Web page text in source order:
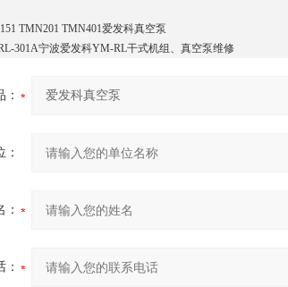
TMN201 TMN401爱发科真空泵
301A宁波爱发科YM-RL干式机组、真空泵维修
：